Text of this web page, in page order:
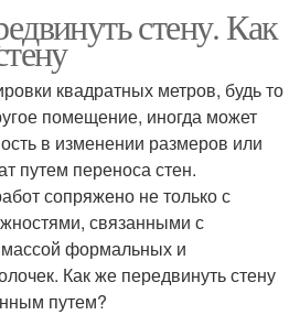
стену. Как
квадратных метров, будь то
помещение, иногда может
в изменении размеров или
путем переноса стен.
сопряжено не только с
связанными с
массой формальных и
Как же передвинуть стену
путем?